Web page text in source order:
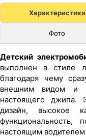
Характеристики
Фото
Детский
выполнен в стиле
благодаря чему
внешним видом и
настоящего джипа.
дизайн, высокое
функциональность,
настоящим